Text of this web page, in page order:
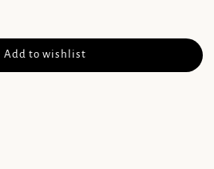
Add to wishlist